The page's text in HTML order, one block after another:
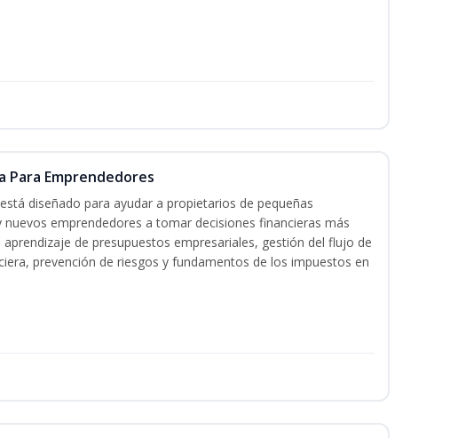
Para Emprendedores
diseñado para ayudar a propietarios de pequeñas
nuevos emprendedores a tomar decisiones financieras más
de presupuestos empresariales, gestión del flujo de
prevención de riesgos y fundamentos de los impuestos en